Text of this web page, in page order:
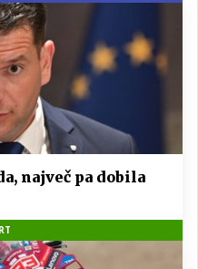
največ pa dobila